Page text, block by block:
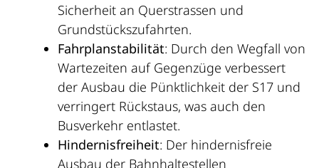
Sicherheit an Querstrassen und
Grundstückszufahrten.
Fahrplanstabilität: Durch den Wegfall von
Wartezeiten auf Gegenzüge verbessert
der Ausbau die Pünktlichkeit der S17 und
verringert Rückstaus, was auch den
Busverkehr entlastet.
Hindernisfreiheit: Der hindernisfreie
Ausbau der Bahnhaltestellen